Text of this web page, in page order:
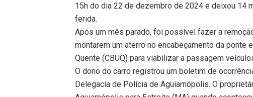
15h do dia 22 de dezembro de 2024 e deixou 14
ferida.
Após um mês parado, foi possível fazer a
montarem um aterro no encabeçamento da ponte
Quente (CBUQ) para viabilizar a passagem
O dono do carro registrou um boletim de
Delegacia de Polícia de Aguiarnópolis. O